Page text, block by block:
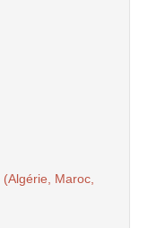
Maroc,